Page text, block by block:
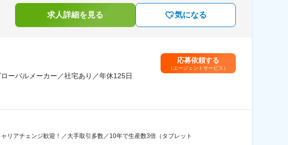
求人詳細を見る 気になる
ーバルメーカー／社宅あり／年休125日
応募依頼する
（エージェントサービス）
アチェンジ歓迎！／大手取引多数／10年で生産数3倍（タブレット